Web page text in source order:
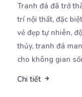
Tranh đá đã trở
trí nội thất, đặc
vẻ đẹp tự nhiên,
thủy, tranh đá
cho không gian
Chi tiết